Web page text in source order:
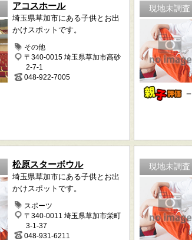
アコスホール
埼玉県草加市にある子供とお出
かけスポットです。
その他
〒340-0015 埼玉県草加市高砂
2-7-1
048-922-7005
現地未調査
－
松原スターボウル
埼玉県草加市にある子供とお出
かけスポットです。
スポーツ
〒340-0011 埼玉県草加市栄町
3-1-37
048-931-6211
現地未調査